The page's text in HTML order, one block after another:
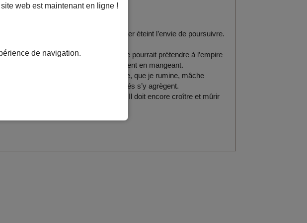
désir d’écriture. Le clapotis du clavier éteint l’envie de poursuivre.
préside aux jouissances du goût. Elle pourrait prétendre à l’empire
tout ce qui vit se nourrit. L’appétit vient en mangeant.
phrase privé de tout attrait mélodique, que je rumine, mâche
mots ou phrases tout autant salivés s’y agrègent.
ce livre aujourd’hui. Pas assez fait. Il doit encore croître et mûrir
web est maintenant en ligne !
de navigation.